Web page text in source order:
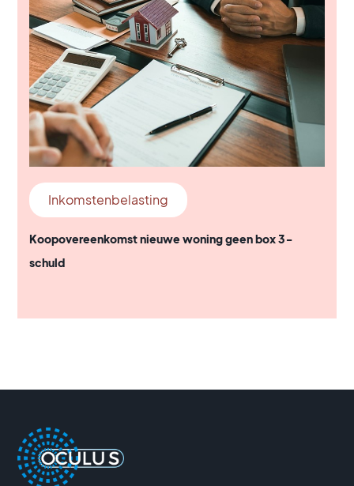
Inkomstenbelasting
Koopovereenkomst nieuwe woning geen box 3-
schuld